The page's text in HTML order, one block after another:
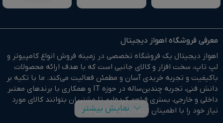
معرفی فروشگاه اهواز دیجیتال
اهواز دیجیتال یک فروشگاه تخصصی در زمینه فروش انواع کامپیوتر و
لپ تاپ، سخت افزار و کالای جانبی است که با هدف ارائه محصولات
باکیفیت و تجربه خریدی آسان و مطمئن فعالیت می‌کند. ما با تکیه بر
دانش فنی، تجربه چندین‌ساله در حوزه IT و همکاری با برندهای معتبر
داخلی و خارجی، بستری فراهم کرده‌ایم تا مشتریان بتوانند کالای مورد
نیاز خود را با اطمینان انتخاب و خریداری کنند.
نمایش بیشتر